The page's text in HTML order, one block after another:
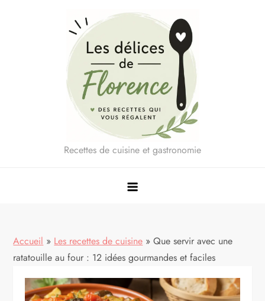
Recettes de cuisine et gastronomie
Accueil » Les recettes de cuisine » Que servir avec une
ratatouille au four : 12 idées gourmandes et faciles